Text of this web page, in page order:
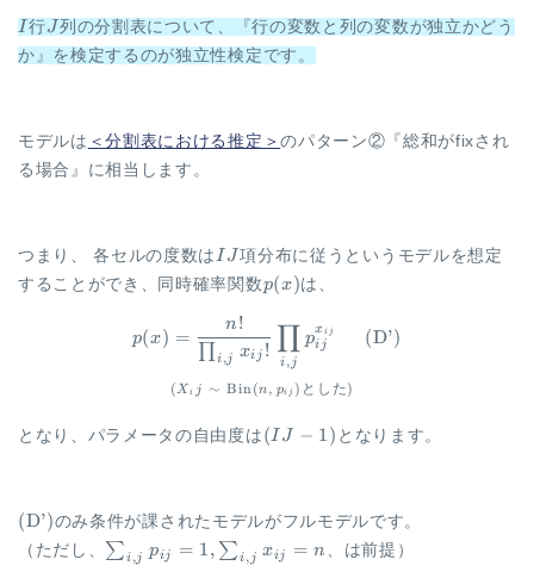
I
I 行J
J列の分割表について、『行の変数と列の変数が独立かどう
か』を検定するのが独立性検定です。
モデルは ＜分割表における推定＞のパターン②『総和がfixされ
る場合』に相当します。
つまり、 各セルの度数はIJ
I J項分布に従うというモデルを想定
することができ、同時確率関数p(x)
p(x)は、
\begin{aligned} p(x) &=
p(x) =
∏i,j xij !
n!
i,j
∏ pij
xij (D’)
(X i j ∼ Bin (n, pij ) とした)
となり、パラメータの自由度は (IJ-
(I J − 1) となります。
\mathrm{(D’)}
(D’)のみ条件が課されたモデルがフルモデルです。
（ただし、 \sum_{i,j}
p_{ij} =
∑i,j pij = 1, ∑i,j xij = n 、は前提）